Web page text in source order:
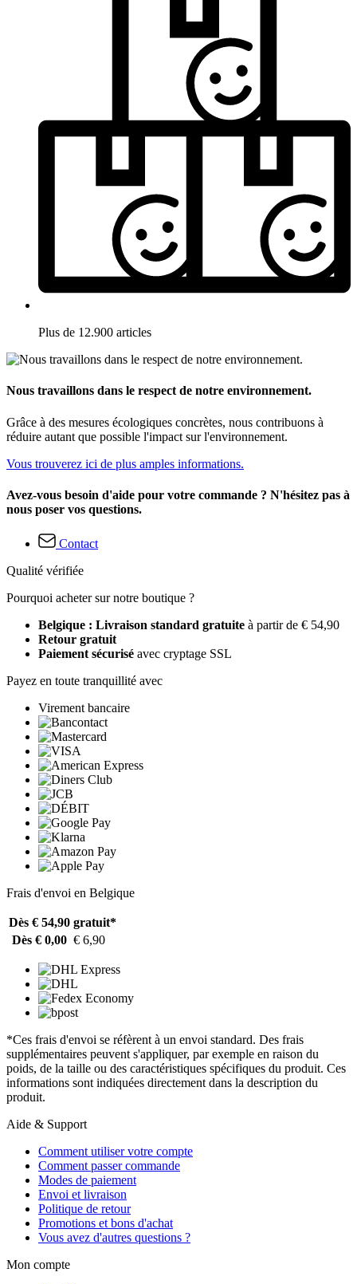
Plus de 12.900 articles
Nous travaillons dans le respect de notre environnement.
Grâce à des mesures écologiques concrètes, nous contribuons à
réduire autant que possible l'impact sur l'environnement.
Vous trouverez ici de plus amples informations.
Avez-vous besoin d'aide pour votre commande ? N'hésitez pas à
nous poser vos questions.
Contact
Qualité vérifiée
Pourquoi acheter sur notre boutique ?
Belgique : Livraison standard gratuite à partir de € 54,90
Retour gratuit
Paiement sécurisé avec cryptage SSL
Payez en toute tranquillité avec
Virement bancaire
Frais d'envoi en Belgique
Dès € 54,90 gratuit*
Dès € 0,00 € 6,90
*Ces frais d'envoi se réfèrent à un envoi standard. Des frais
supplémentaires peuvent s'appliquer, par exemple en raison du
poids, de la taille ou des caractéristiques spécifiques du produit. Ces
informations sont indiquées directement dans la description du
produit.
Aide & Support
Comment utiliser votre compte
Comment passer commande
Modes de paiement
Envoi et livraison
Politique de retour
Promotions et bons d'achat
Vous avez d'autres questions ?
Mon compte